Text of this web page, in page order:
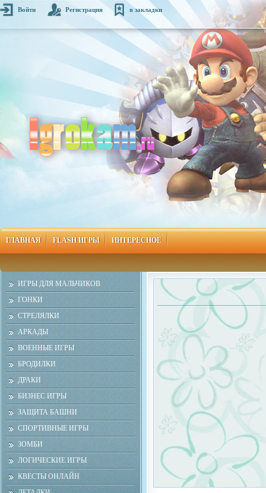
Войти Регистрация в закладки
ГЛАВНАЯ FLASH ИГРЫ ИНТЕРЕСНОЕ
ИГРЫ ДЛЯ МАЛЬЧИКОВ
ГОНКИ
СТРЕЛЯЛКИ
АРКАДЫ
ВОЕННЫЕ ИГРЫ
БРОДИЛКИ
ДРАКИ
БИЗНЕС ИГРЫ
ЗАЩИТА БАШНИ
СПОРТИВНЫЕ ИГРЫ
ЗОМБИ
ЛОГИЧЕСКИЕ ИГРЫ
КВЕСТЫ ОНЛАЙН